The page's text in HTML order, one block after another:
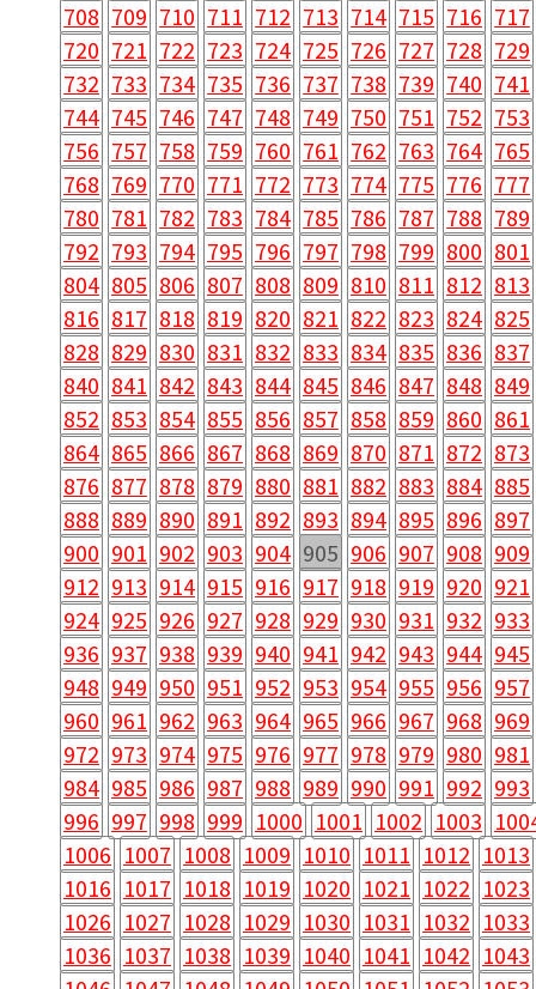
708 709 710 711 712 713 714 715 716 717
720 721 722 723 724 725 726 727 728 729
732 733 734 735 736 737 738 739 740 741
744 745 746 747 748 749 750 751 752 753
756 757 758 759 760 761 762 763 764 765
768 769 770 771 772 773 774 775 776 777
780 781 782 783 784 785 786 787 788 789
792 793 794 795 796 797 798 799 800 801
804 805 806 807 808 809 810 811 812 813
816 817 818 819 820 821 822 823 824 825
828 829 830 831 832 833 834 835 836 837
840 841 842 843 844 845 846 847 848 849
852 853 854 855 856 857 858 859 860 861
864 865 866 867 868 869 870 871 872 873
876 877 878 879 880 881 882 883 884 885
888 889 890 891 892 893 894 895 896 897
900 901 902 903 904 905 906 907 908 909
912 913 914 915 916 917 918 919 920 921
924 925 926 927 928 929 930 931 932 933
936 937 938 939 940 941 942 943 944 945
948 949 950 951 952 953 954 955 956 957
960 961 962 963 964 965 966 967 968 969
972 973 974 975 976 977 978 979 980 981
984 985 986 987 988 989 990 991 992 993
996 997 998 999 1000 1001 1002 1003
1006 1007 1008 1009 1010 1011 1012 1013
1016 1017 1018 1019 1020 1021 1022 1023
1026 1027 1028 1029 1030 1031 1032 1033
1036 1037 1038 1039 1040 1041 1042 1043